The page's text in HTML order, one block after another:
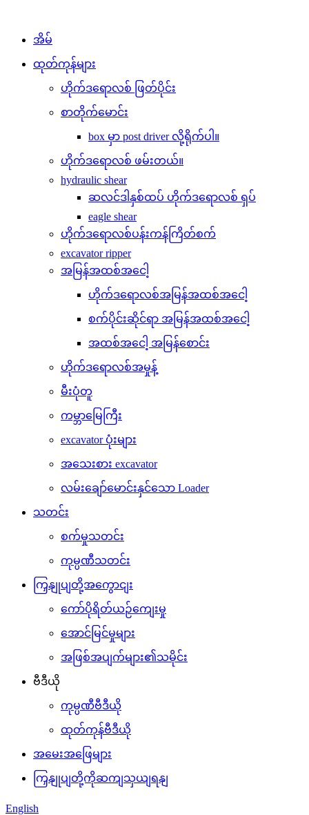
အိမ်
ထုတ်ကုန်များ
ဟိုက်ဒရောလစ် ဖြတ်ပိုင်း
စာတိုက်မောင်း
box မှာ post driver လို့ရိုက်ပါ။
ဟိုက်ဒရောလစ် ဖမ်းတယ်။
hydraulic shear
ဆလင်ဒါနှစ်ထပ် ဟိုက်ဒရောလစ် ရှပ်
eagle shear
ဟိုက်ဒရောလစ်ပန်းကန်ကြိတ်စက်
excavator ripper
အမြန်အထစ်အငေါ့
ဟိုက်ဒရောလစ်အမြန်အထစ်အငေါ့
စက်ပိုင်းဆိုင်ရာ အမြန်အထစ်အငေါ့
အထစ်အငေါ့ အမြန်စောင်း
ဟိုက်ဒရောလစ်အမှုန့်
မီးပုံတူ
ကမ္ဘာမြေကြီး
excavator ပုံးများ
အသေးစား excavator
လမ်းချော်မောင်းနှင်သော Loader
သတင်း
စက်မှုသတင်း
ကုမ္ပဏီသတင်း
ကြှနျုပျတို့အကွောငျး
ကော်ပိုရိတ်ယဉ်ကျေးမှု
အောင်မြင်မှုများ
အဖြစ်အပျက်များ၏သမိုင်း
ဗီဒီယို
ကုမ္ပဏီဗီဒီယို
ထုတ်ကုန်ဗီဒီယို
အမေးအဖြေများ
ကြှနျုပျတို့ကိုဆကျသှယျရနျ
English